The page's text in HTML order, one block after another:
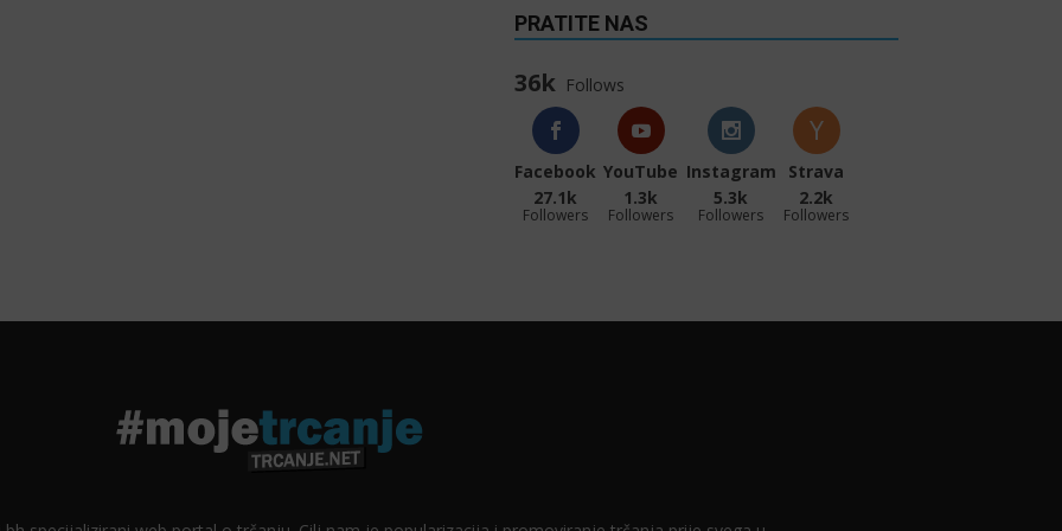
PRATITE NAS
36k Follows
Facebook
27.1k
Followers
YouTube
1.3k
Followers
Instagram
5.3k
Followers
Strava
2.2k
Followers